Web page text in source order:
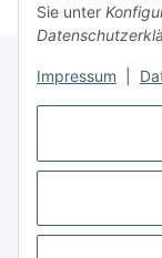
Sie unter
Impressum
* Alle Preise inkl.